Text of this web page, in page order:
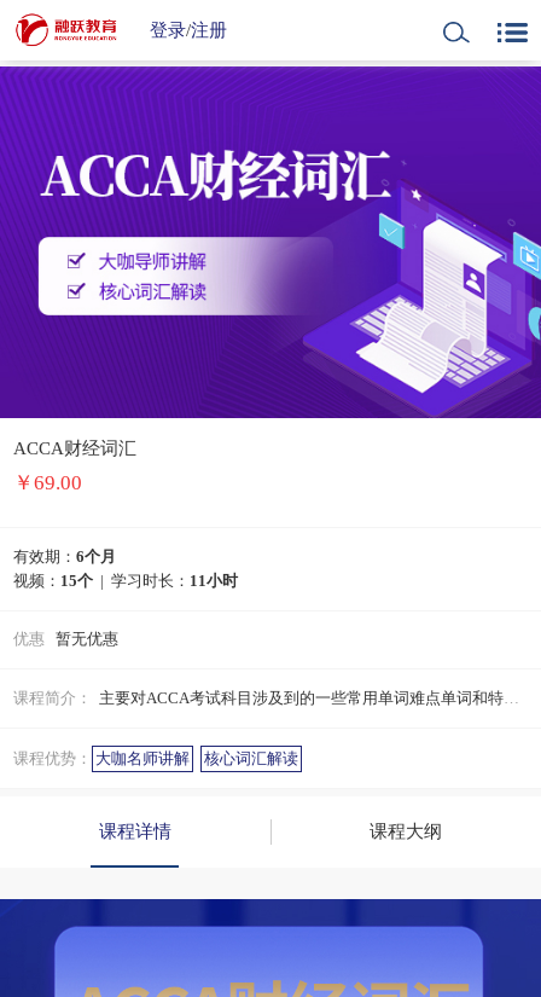
登录/注册
ACCA财经词汇
￥69.00
有效期：6个月
视频： 15个 | 学习时长： 11小时
优惠 暂无优惠
课程简介： 主要对ACCA考试科目涉及到的一些常用单词难点单词和特殊单词进行讲解会进行单词搭配相关的例句或者例题解释说明。
课程优势： 大咖名师讲解 核心词汇解读
课程详情 课程大纲